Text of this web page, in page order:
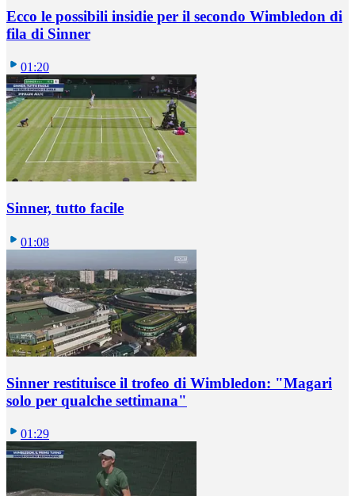
Ecco le possibili insidie per il secondo Wimbledon di
fila di Sinner
01:20
Sinner, tutto facile
01:08
Sinner restituisce il trofeo di Wimbledon: "Magari
solo per qualche settimana"
01:29